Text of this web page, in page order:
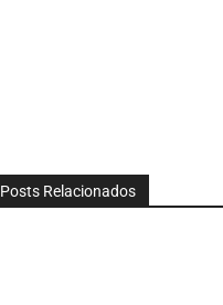
Posts Relacionados